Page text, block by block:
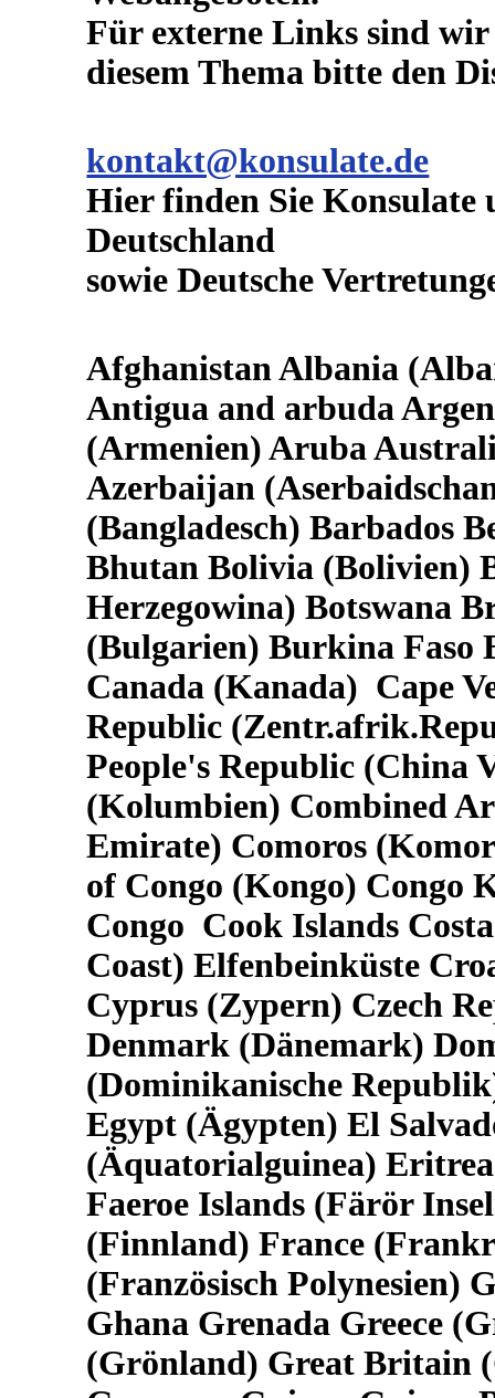
Für externe Links sind
diesem Thema bitte den
kontakt@konsulate.de
Hier finden Sie Konsulate
Deutschland
sowie Deutsche
Afghanistan Albania
Antigua and arbuda
(Armenien) Aruba
Azerbaijan
(Bangladesch) Barbados
Bhutan Bolivia (Bolivien)
Herzegowina) Botswana
(Bulgarien) Burkina Faso
Canada (Kanada) Cape
Republic
People's Republic (China
(Kolumbien) Combined
Emirate) Comoros
of Congo (Kongo) Congo
Congo Cook Islands
Coast) Elfenbeinküste
Cyprus (Zypern) Czech
Denmark (Dänemark)
(Dominikanische
Egypt (Ägypten) El
(Äquatorialguinea)
Faeroe Islands (Färör
(Finnland) France
(Französisch Polynesien)
Ghana Grenada Greece
(Grönland) Great Britain